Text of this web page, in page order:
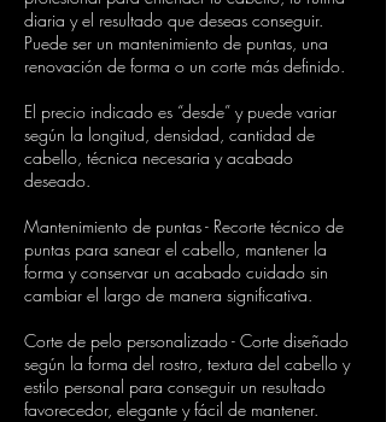
diaria y el resultado que deseas conseguir.
Puede ser un mantenimiento de puntas, una
renovación de forma o un corte más definido.
El precio indicado es “desde” y puede variar
según la longitud, densidad, cantidad de
cabello, técnica necesaria y acabado
deseado.
Mantenimiento de puntas - Recorte técnico de
puntas para sanear el cabello, mantener la
forma y conservar un acabado cuidado sin
cambiar el largo de manera significativa.
Corte de pelo personalizado - Corte diseñado
según la forma del rostro, textura del cabello y
estilo personal para conseguir un resultado
favorecedor, elegante y fácil de mantener.